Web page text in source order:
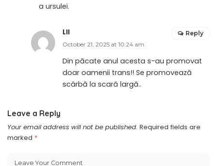
a ursulei.
Lll
October 21, 2025 at 10:24 am
Din păcate anul acesta s-au promovat
doar oamenii trans!! Se promovează
scârbă la scară largă..
Reply
Leave a Reply
Your email address will not be published. Required fields are
marked *